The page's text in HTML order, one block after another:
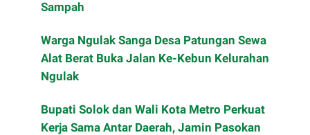
Sampah
Warga Ngulak Sanga Desa Patungan Sewa
Alat Berat Buka Jalan Ke-Kebun Kelurahan
Ngulak
Bupati Solok dan Wali Kota Metro Perkuat
Kerja Sama Antar Daerah, Jamin Pasokan